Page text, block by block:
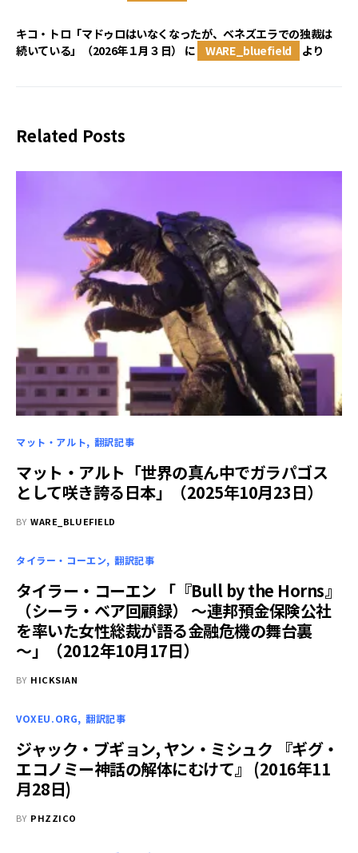
キコ・トロ「マドゥロはいなくなったが、ベネズエラでの独裁は
続いている」（2026年１月３日）
に WARE_bluefield より
Related Posts
マット・アルト 翻訳記事
マット・アルト「世界の真ん中でガラパゴス
として咲き誇る日本」（2025年10月23日）
BY WARE_BLUEFIELD
タイラー・コーエン 翻訳記事
タイラー・コーエン 「『Bull by the Horns』
（シーラ・ベア回顧録） ～連邦預金保険公社
を率いた女性総裁が語る金融危機の舞台裏
～」（2012年10月17日）
BY HICKSIAN
VOXEU.ORG 翻訳記事
ジャック・ブギョン, ヤン・ミシュク 『ギグ・
エコノミー神話の解体にむけて』 (2016年11
月28日)
BY PHZZICO